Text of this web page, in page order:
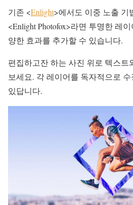
기존 <Enlight>에서도 이중 노출 기
<Enlight Photofox>라면 투명한 레
양한 효과를 추가할 수 있습니다.
편집하고잔 하는 사진 위로 텍스트
보세요. 각 레이어를 독자적으로
있답니다.